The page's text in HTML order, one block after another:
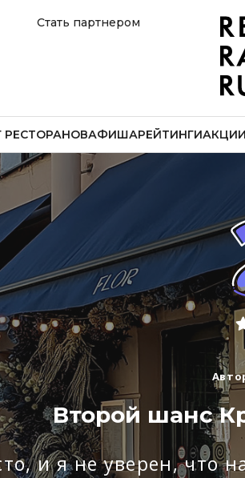
Стать партнером
РЕСТОРАНОВАФИШАРЕЙТИНГИАКЦИИ
Второй шанс
и я не уверен, что